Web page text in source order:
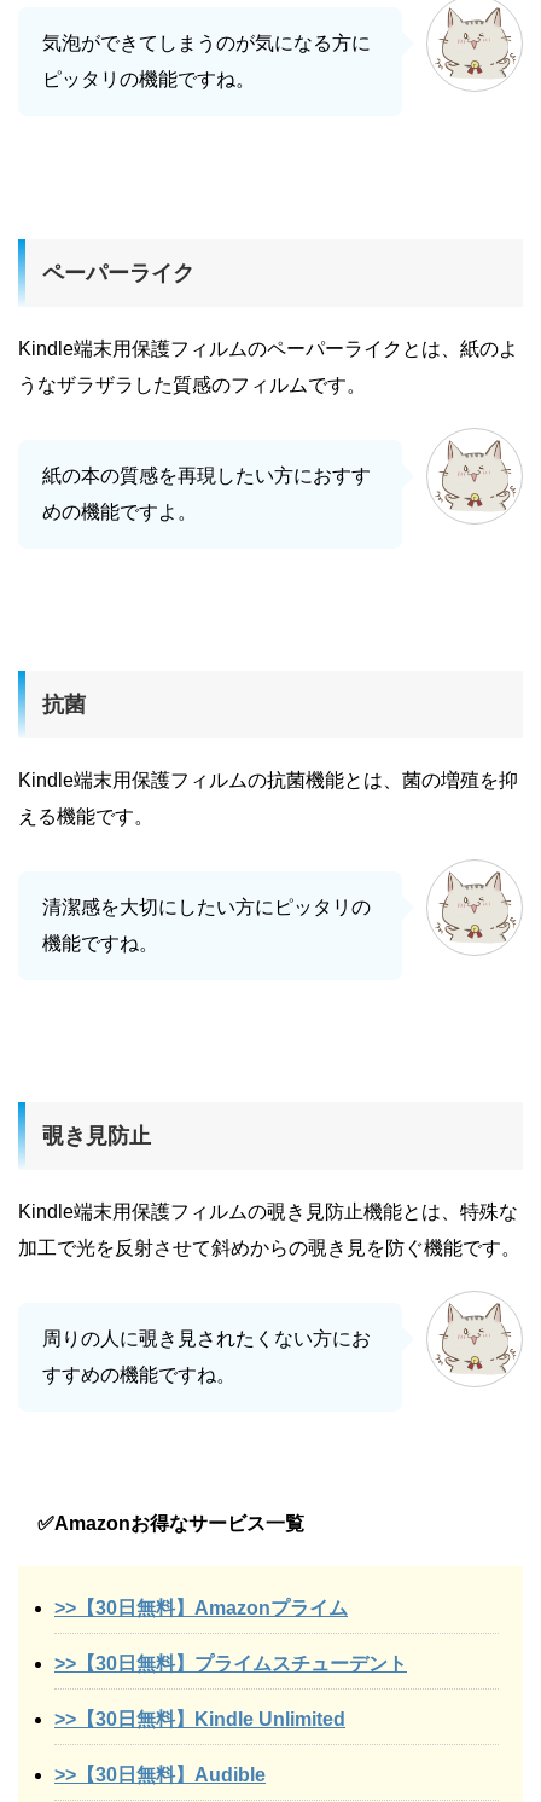
気泡ができてしまうのが気になる方に
ピッタリの機能ですね。
ペーパーライク
Kindle端末用保護フィルムのペーパーライクとは、紙のよ
うなザラザラした質感のフィルムです。
紙の本の質感を再現したい方におすす
めの機能ですよ。
抗菌
Kindle端末用保護フィルムの抗菌機能とは、菌の増殖を抑
える機能です。
清潔感を大切にしたい方にピッタリの
機能ですね。
覗き見防止
Kindle端末用保護フィルムの覗き見防止機能とは、特殊な
加工で光を反射させて斜めからの覗き見を防ぐ機能です。
周りの人に覗き見されたくない方にお
すすめの機能ですね。
✅Amazonお得なサービス一覧
>>【30日無料】Amazonプライム
>>【30日無料】プライムスチューデント
>>【30日無料】Kindle Unlimited
>>【30日無料】Audible